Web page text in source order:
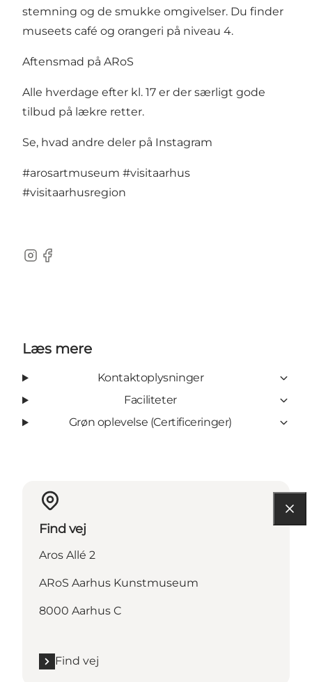
stemning og de smukke omgivelser. Du finder
museets café og orangeri på niveau 4.
Aftensmad på ARoS
Alle hverdage efter kl. 17 er der særligt gode
tilbud på lækre retter.
Se, hvad andre deler på Instagram
#arosartmuseum #visitaarhus
#visitaarhusregion
Instagram
Facebook
Læs mere
Kontaktoplysninger
Faciliteter
Grøn oplevelse (Certificeringer)
Find vej
Aros Allé 2
ARoS Aarhus Kunstmuseum
8000 Aarhus C
Find vej